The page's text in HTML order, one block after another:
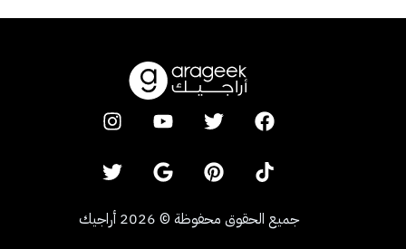
جميع الحقوق محفوظة ©
2026 أراجيك